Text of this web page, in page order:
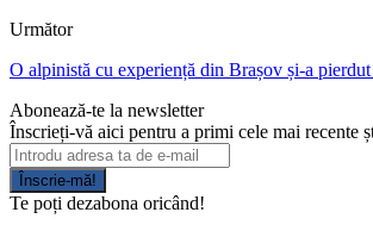
Următor
O alpinistă cu experiență din Brașov și-a
Abonează-te la newsletter
Înscrieți-vă aici pentru a primi cele mai recente
Înscrie-mă!
Te poți dezabona oricând!